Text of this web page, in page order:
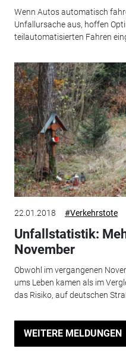
Wenn Autos automatisch
Unfallursache aus, hoffen
teilautomatisierten Fahren
22.01.2018 #Verkehrstote
Unfallstatistik:
November
Obwohl im vergangenen
ums Leben kamen als im
das Risiko, auf deutschen
WEITERE MELDUNGEN